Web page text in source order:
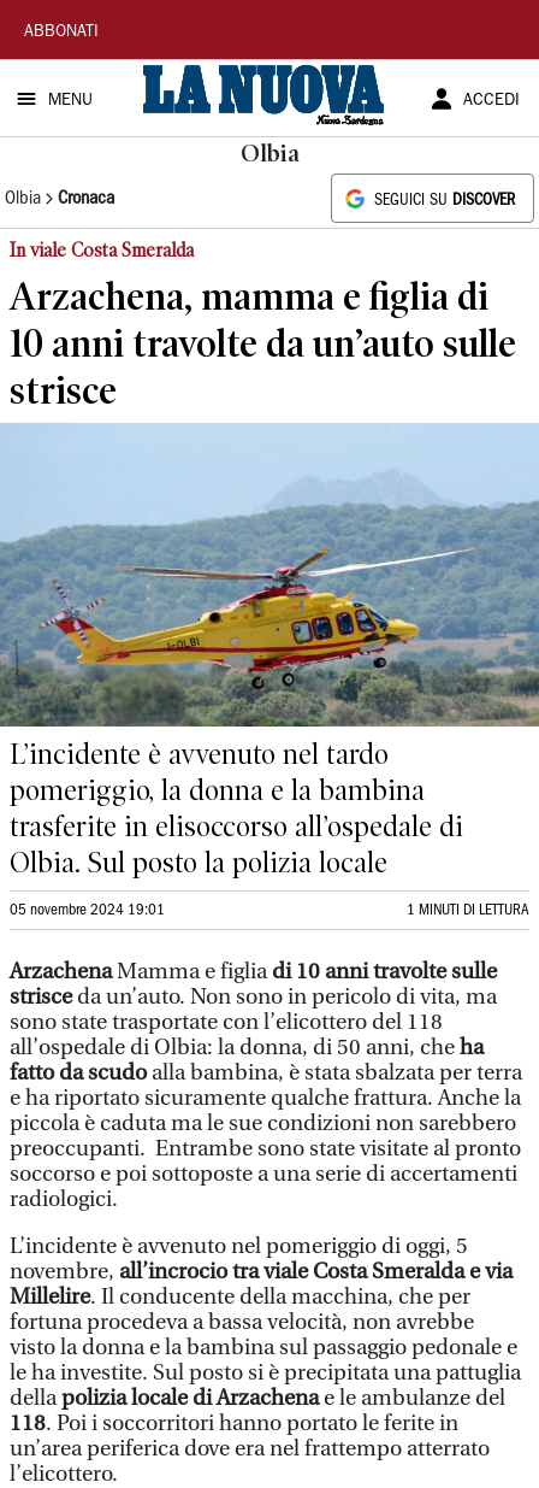
La
Nuova
Sardegna
ABBONATI
MENU ACCEDI
Olbia
Olbia Cronaca SEGUICI SU DISCOVER
In viale Costa Smeralda
Arzachena, mamma e figlia di
10 anni travolte da un’auto sulle
strisce
L’incidente è avvenuto nel tardo
pomeriggio, la donna e la bambina
trasferite in elisoccorso all’ospedale di
Olbia. Sul posto la polizia locale
05 novembre 2024 19:01 1 MINUTI DI LETTURA
ArzachenaMamma e figliadi 10 anni travolte sulle
strisceda un’auto. Non sono in pericolo di vita, ma
sono state trasportate con l’elicottero del 118
all’ospedale di Olbia: la donna, di 50 anni, cheha
fatto da scudoalla bambina, è stata sbalzata per terra
e ha riportato sicuramente qualche frattura. Anche la
piccola è caduta ma le sue condizioni non sarebbero
preoccupanti. Entrambe sono state visitate al pronto
soccorso e poi sottoposte a una serie di accertamenti
radiologici.
L’incidente è avvenuto nel pomeriggio di oggi, 5
novembre, all’incrocio tra viale Costa Smeralda e via
Millelire. Il conducente della macchina, che per
fortuna procedeva a bassa velocità, non avrebbe
visto la donna e la bambina sul passaggio pedonale e
le ha investite. Sul posto si è precipitata una pattuglia
dellapolizia locale di Arzachenae le ambulanze del
118. Poi i soccorritori hanno portato le ferite in
un’area periferica dove era nel frattempo atterrato
l’elicottero.